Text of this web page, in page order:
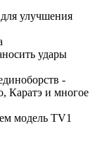
улучшения
удары
-
Каратэ и многое
модель TV1